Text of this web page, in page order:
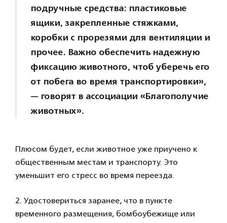
подручные средства: пластиковые
ящики, закрепленные стяжками,
коробки с прорезями для вентиляции и
прочее. Важно обеспечить надежную
фиксацию животного, чтоб уберечь его
от побега во время транспортировки»,
— говорят в ассоциации «Благополучие
животных».
Плюсом будет, если животное уже приучено к
общественным местам и транспорту. Это
уменьшит его стресс во время переезда.
2. Удостовериться заранее, что в пункте
временного размещения, бомбоубежище или